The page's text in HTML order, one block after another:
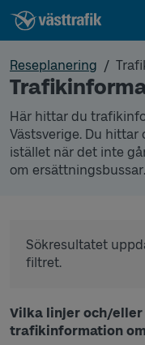
Reseplanering
Här hittar du
Västsverige. Du
istället när det inte
om ersättningsbussar.
Sökresultatet
filtret.
Vilka linjer och/eller
trafikinformation